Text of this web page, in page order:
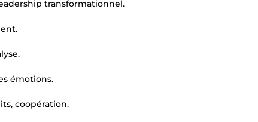
transformationnel.
émotions.
coopération.